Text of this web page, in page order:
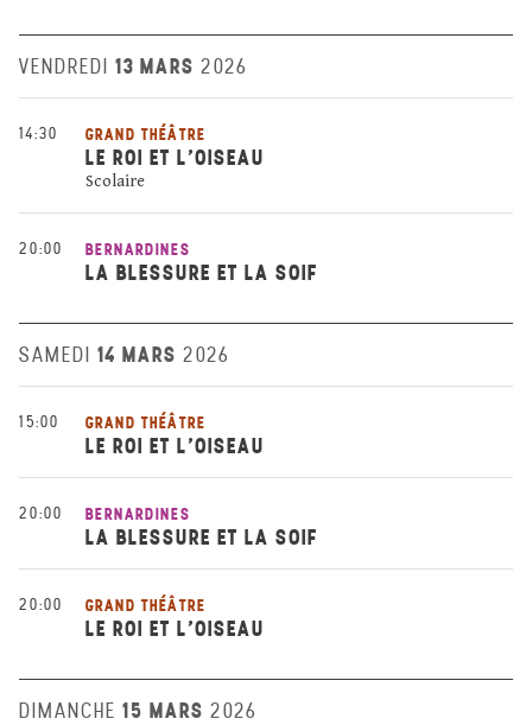
VENDREDI 13 MARS 2026
14:30 GRAND THÉÂTRE
LE ROI ET L’OISEAU
Scolaire
20:00 BERNARDINES
LA BLESSURE ET LA SOIF
SAMEDI 14 MARS 2026
15:00 GRAND THÉÂTRE
LE ROI ET L’OISEAU
20:00 BERNARDINES
LA BLESSURE ET LA SOIF
20:00 GRAND THÉÂTRE
LE ROI ET L’OISEAU
DIMANCHE 15 MARS 2026